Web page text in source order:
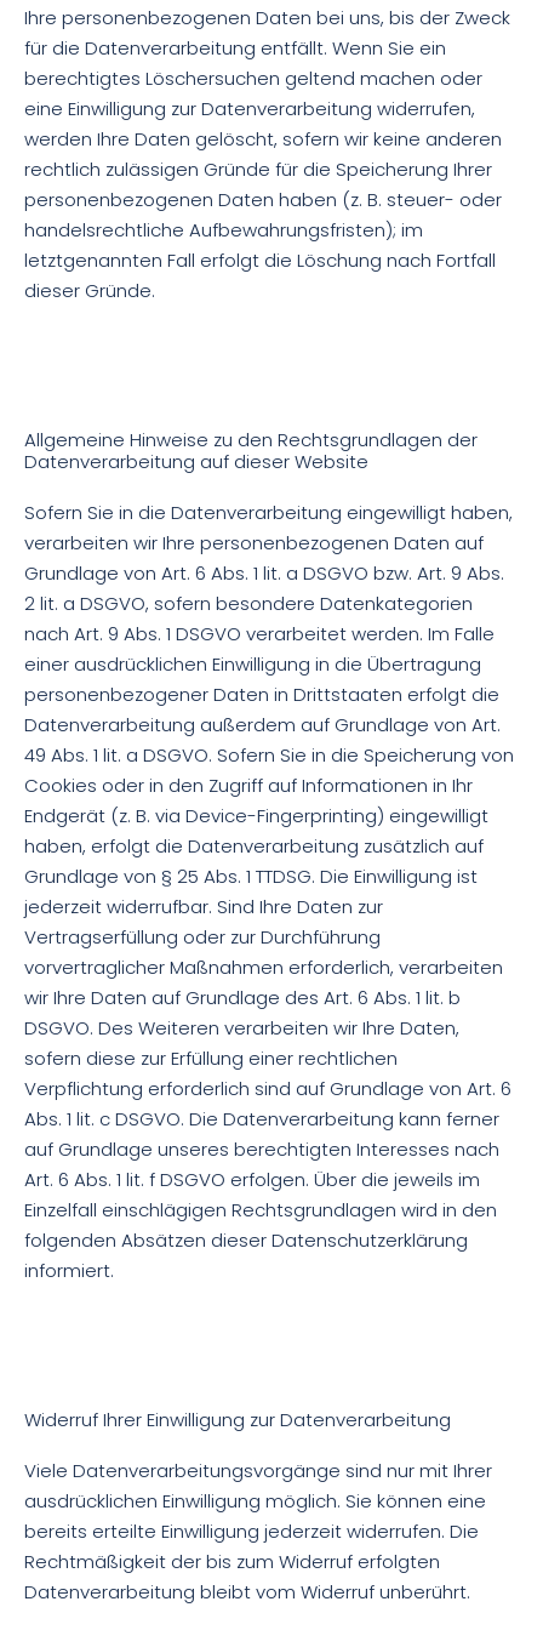
Ihre personenbezogenen Daten bei uns, bis der Zweck
für die Datenverarbeitung entfällt. Wenn Sie ein
berechtigtes Löschersuchen geltend machen oder
eine Einwilligung zur Datenverarbeitung widerrufen,
werden Ihre Daten gelöscht, sofern wir keine anderen
rechtlich zulässigen Gründe für die Speicherung Ihrer
personenbezogenen Daten haben (z. B. steuer- oder
handelsrechtliche Aufbewahrungsfristen); im
letztgenannten Fall erfolgt die Löschung nach Fortfall
dieser Gründe.
Allgemeine Hinweise zu den Rechtsgrundlagen der
Datenverarbeitung auf dieser Website
Sofern Sie in die Datenverarbeitung eingewilligt haben,
verarbeiten wir Ihre personenbezogenen Daten auf
Grundlage von Art. 6 Abs. 1 lit. a DSGVO bzw. Art. 9 Abs.
2 lit. a DSGVO, sofern besondere Datenkategorien
nach Art. 9 Abs. 1 DSGVO verarbeitet werden. Im Falle
einer ausdrücklichen Einwilligung in die Übertragung
personenbezogener Daten in Drittstaaten erfolgt die
Datenverarbeitung außerdem auf Grundlage von Art.
49 Abs. 1 lit. a DSGVO. Sofern Sie in die Speicherung von
Cookies oder in den Zugriff auf Informationen in Ihr
Endgerät (z. B. via Device-Fingerprinting) eingewilligt
haben, erfolgt die Datenverarbeitung zusätzlich auf
Grundlage von § 25 Abs. 1 TTDSG. Die Einwilligung ist
jederzeit widerrufbar. Sind Ihre Daten zur
Vertragserfüllung oder zur Durchführung
vorvertraglicher Maßnahmen erforderlich, verarbeiten
wir Ihre Daten auf Grundlage des Art. 6 Abs. 1 lit. b
DSGVO. Des Weiteren verarbeiten wir Ihre Daten,
sofern diese zur Erfüllung einer rechtlichen
Verpflichtung erforderlich sind auf Grundlage von Art. 6
Abs. 1 lit. c DSGVO. Die Datenverarbeitung kann ferner
auf Grundlage unseres berechtigten Interesses nach
Art. 6 Abs. 1 lit. f DSGVO erfolgen. Über die jeweils im
Einzelfall einschlägigen Rechtsgrundlagen wird in den
folgenden Absätzen dieser Datenschutzerklärung
informiert.
Widerruf Ihrer Einwilligung zur Datenverarbeitung
Viele Datenverarbeitungsvorgänge sind nur mit Ihrer
ausdrücklichen Einwilligung möglich. Sie können eine
bereits erteilte Einwilligung jederzeit widerrufen. Die
Rechtmäßigkeit der bis zum Widerruf erfolgten
Datenverarbeitung bleibt vom Widerruf unberührt.